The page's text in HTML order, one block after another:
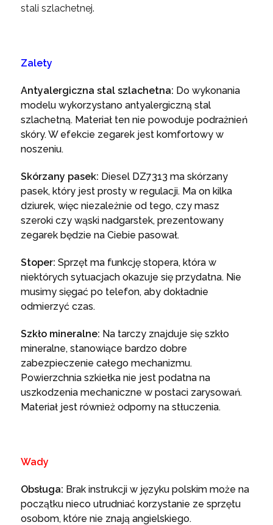
stali szlachetnej.
Zalety
Antyalergiczna stal szlachetna: Do wykonania
modelu wykorzystano antyalergiczną stal
szlachetną. Materiał ten nie powoduje podrażnień
skóry. W efekcie zegarek jest komfortowy w
noszeniu.
Skórzany pasek: Diesel DZ7313 ma skórzany
pasek, który jest prosty w regulacji. Ma on kilka
dziurek, więc niezależnie od tego, czy masz
szeroki czy wąski nadgarstek, prezentowany
zegarek będzie na Ciebie pasował.
Stoper: Sprzęt ma funkcję stopera, która w
niektórych sytuacjach okazuje się przydatna. Nie
musimy sięgać po telefon, aby dokładnie
odmierzyć czas.
Szkło mineralne: Na tarczy znajduje się szkło
mineralne, stanowiące bardzo dobre
zabezpieczenie całego mechanizmu.
Powierzchnia szkiełka nie jest podatna na
uszkodzenia mechaniczne w postaci zarysowań.
Materiał jest również odporny na stłuczenia.
Wady
Obsługa: Brak instrukcji w języku polskim może na
początku nieco utrudniać korzystanie ze sprzętu
osobom, które nie znają angielskiego.